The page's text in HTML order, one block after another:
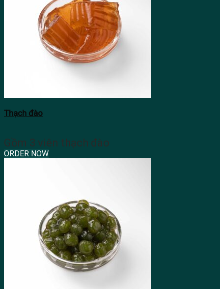
Thạch đào
Gồm 3 viên thạch đào
ORDER NOW